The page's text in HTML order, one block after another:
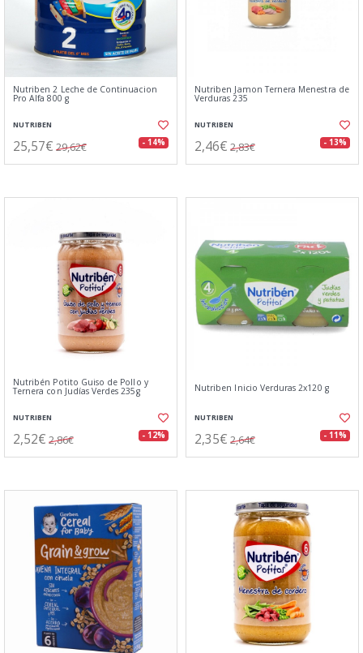
Nutriben 2 Leche de Continuacion
Pro Alfa 800 g
NUTRIBEN
25,57€ 29,62€ - 14%
Nutriben Jamon Ternera Menestra de
Verduras 235
NUTRIBEN
2,46€ 2,83€ - 13%
Nutribén Potito Guiso de Pollo y
Ternera con Judías Verdes 235g
NUTRIBEN
2,52€ 2,86€ - 12%
Nutriben Inicio Verduras 2x120 g
NUTRIBEN
2,35€ 2,64€ - 11%